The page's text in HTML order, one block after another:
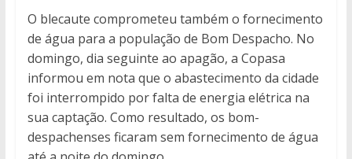
O blecaute comprometeu também o fornecimento
de água para a população de Bom Despacho. No
domingo, dia seguinte ao apagão, a Copasa
informou em nota que o abastecimento da cidade
foi interrompido por falta de energia elétrica na
sua captação. Como resultado, os bom-
despachenses ficaram sem fornecimento de água